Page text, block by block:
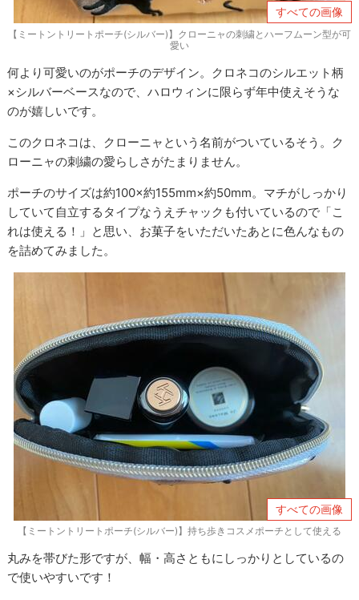
すべての画像
【ミートントリートポーチ(シルバー)】クローニャの刺繍とハーフムーン型が可
愛い
何より可愛いのがポーチのデザイン。クロネコのシルエット柄
×シルバーベースなので、ハロウィンに限らず年中使えそうな
のが嬉しいです。
このクロネコは、クローニャという名前がついているそう。ク
ローニャの刺繍の愛らしさがたまりません。
ポーチのサイズは約100×約155mm×約50mm。マチがしっかり
していて自立するタイプなうえチャックも付いているので「こ
れは使える！」と思い、お菓子をいただいたあとに色んなもの
を詰めてみました。
すべての画像
【ミートントリートポーチ(シルバー)】持ち歩きコスメポーチとして使える
丸みを帯びた形ですが、幅・高さともにしっかりとしているの
で使いやすいです！